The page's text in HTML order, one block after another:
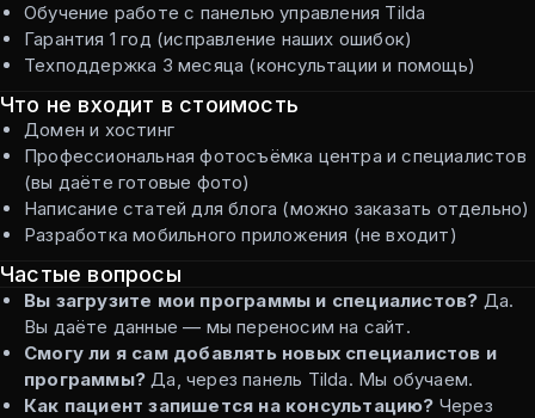
Обучение работе с панелью управления Tilda
Гарантия 1 год (исправление наших ошибок)
Техподдержка 3 месяца (консультации и помощь)
Что не входит в стоимость
Домен и хостинг
Профессиональная фотосъёмка центра и специалистов
(вы даёте готовые фото)
Написание статей для блога (можно заказать отдельно)
Разработка мобильного приложения (не входит)
Частые вопросы
Вы загрузите мои программы и специалистов? Да.
Вы даёте данные — мы переносим на сайт.
Смогу ли я сам добавлять новых специалистов и
программы? Да, через панель Tilda. Мы обучаем.
Как пациент запишется на консультацию? Через